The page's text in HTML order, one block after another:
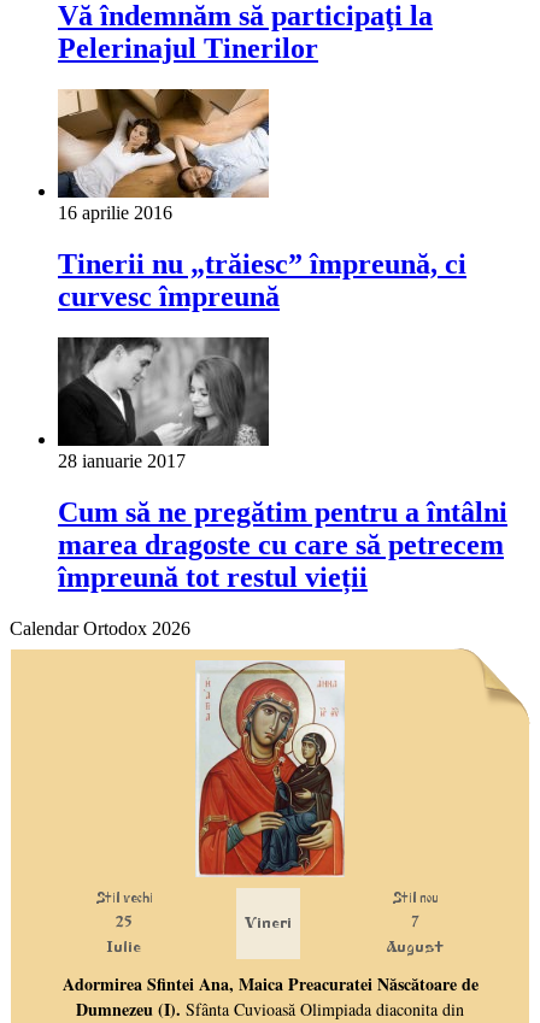
Vă îndemnăm să participaţi la
Pelerinajul Tinerilor
16 aprilie 2016
Tinerii nu „trăiesc” împreună, ci
curvesc împreună
28 ianuarie 2017
Cum să ne pregătim pentru a întâlni
marea dragoste cu care să petrecem
împreună tot restul vieții
Calendar Ortodox 2026